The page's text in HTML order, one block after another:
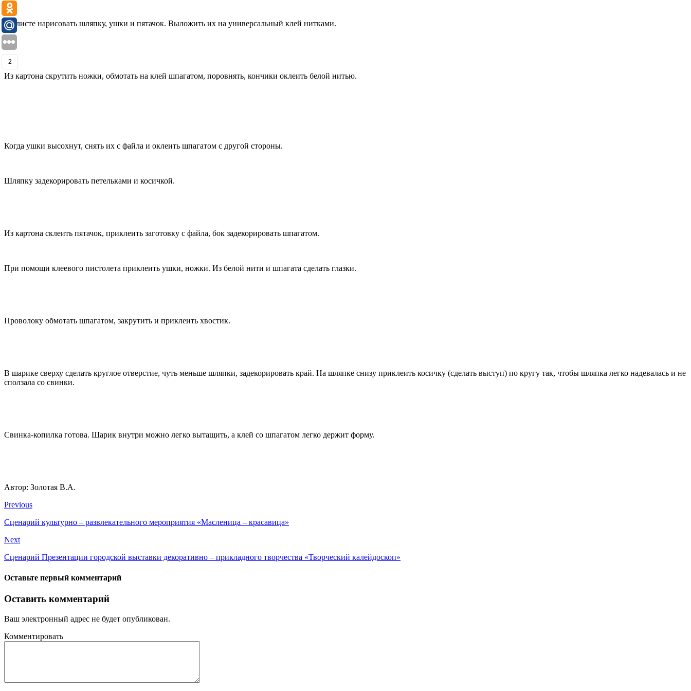
На листе нарисовать шляпку, ушки и пятачок. Выложить их на универсальный клей нитками.
Из картона скрутить ножки, обмотать на клей шпагатом, поровнять, кончики оклеить белой нитью.
Когда ушки высохнут, снять их с файла и оклеить шпагатом с другой стороны.
Шляпку задекорировать петельками и косичкой.
Из картона склеить пятачок, приклеить заготовку с файла, бок задекорировать шпагатом.
При помощи клеевого пистолета приклеить ушки, ножки. Из белой нити и шпагата сделать глазки.
Проволоку обмотать шпагатом, закрутить и приклеить хвостик.
В шарике сверху сделать круглое отверстие, чуть меньше шляпки, задекорировать край. На шляпке снизу приклеить косичку (сделать выступ) по кругу так, чтобы шляпка легко надевалась и не
сползала со свинки.
Свинка-копилка готова. Шарик внутри можно легко вытащить, а клей со шпагатом легко держит форму.
Автор: Золотая В.А.
Previous
Сценарий культурно – развлекательного мероприятия «Масленица – красавица»
Next
Сценарий Презентации городской выставки декоративно – прикладного творчества «Творческий калейдоскоп»
Оставьте первый комментарий
Оставить комментарий
Ваш электронный адрес не будет опубликован.
Комментировать
2